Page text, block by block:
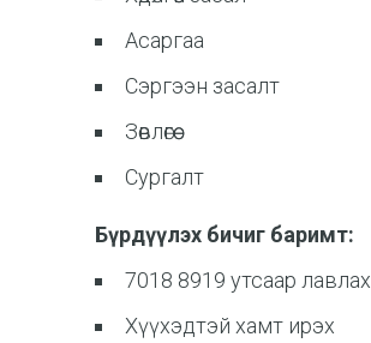
Асаргаа
Сэргээн засалт
Зөвлөгөө
Сургалт
Бүрдүүлэх бичиг баримт:
7018 8919 утсаар лавлах
Хүүхэдтэй хамт ирэх